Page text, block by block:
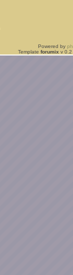
Powered by
Template forumix v 0.2